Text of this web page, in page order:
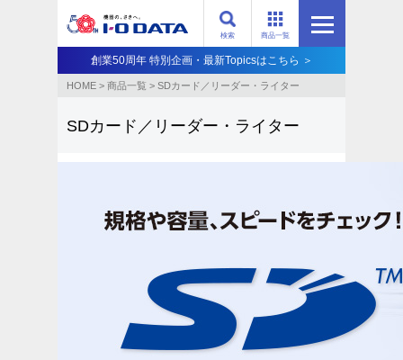
商品一覧
検索
創業50周年 特別企画・最新Topicsはこちら ＞
HOME > 商品一覧 > SDカード／リーダー・ライター
SDカード／リーダー・ライター